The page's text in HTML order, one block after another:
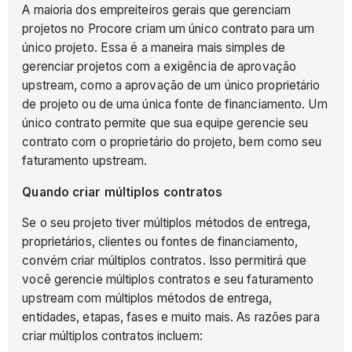
A maioria dos empreiteiros gerais que gerenciam
projetos no Procore criam um único contrato para um
único projeto. Essa é a maneira mais simples de
gerenciar projetos com a exigência de aprovação
upstream, como a aprovação de um único proprietário
de projeto ou de uma única fonte de financiamento. Um
único contrato permite que sua equipe gerencie seu
contrato com o proprietário do projeto, bem como seu
faturamento upstream.
Quando criar múltiplos contratos
Se o seu projeto tiver múltiplos métodos de entrega,
proprietários, clientes ou fontes de financiamento,
convém criar múltiplos contratos. Isso permitirá que
você gerencie múltiplos contratos e seu faturamento
upstream com múltiplos métodos de entrega,
entidades, etapas, fases e muito mais. As razões para
criar múltiplos contratos incluem: